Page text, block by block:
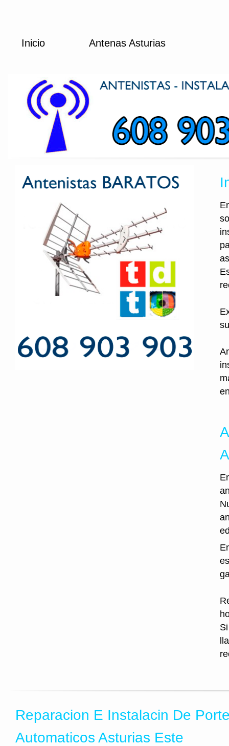
Inicio Antenas Asturias
Reparacion E Instalacin De
Automaticos Asturias Este